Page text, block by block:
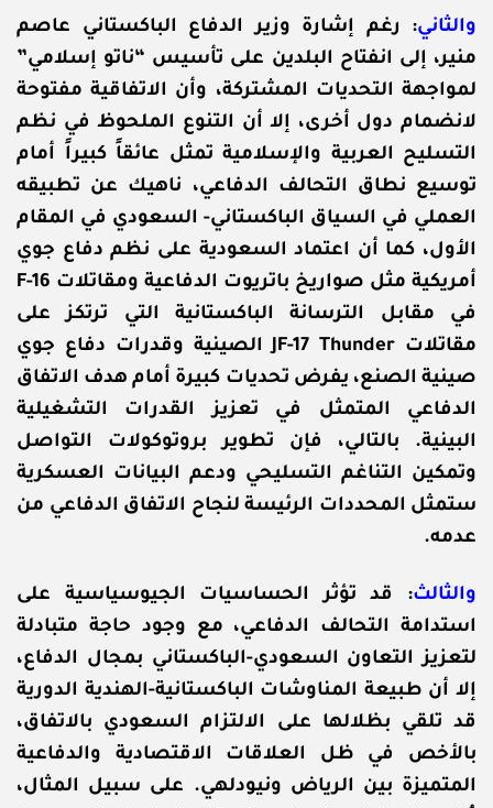
والثاني: رغم إشارة وزير الدفاع الباكستاني عاصم
منير، إلى انفتاح البلدين على تأسيس “ناتو إسلامي”
لمواجهة التحديات المشتركة، وأن الاتفاقية مفتوحة
لانضمام دول أخرى، إلا أن التنوع الملحوظ في نظم
التسليح العربية والإسلامية تمثل عائقاً كبيراً أمام
توسيع نطاق التحالف الدفاعي، ناهيك عن تطبيقه
العملي في السياق الباكستاني- السعودي في المقام
الأول، كما أن اعتماد السعودية على نظم دفاع جوي
أمريكية مثل صواريخ باتريوت الدفاعية ومقاتلات F-16
في مقابل الترسانة الباكستانية التي ترتكز على
مقاتلات JF-17 Thunder الصينية وقدرات دفاع جوي
صينية الصنع، يفرض تحديات كبيرة أمام هدف الاتفاق
الدفاعي المتمثل في تعزيز القدرات التشغيلية
البينية. بالتالي، فإن تطوير بروتوكولات التواصل
وتمكين التناغم التسليحي ودعم البيانات العسكرية
ستمثل المحددات الرئيسة لنجاح الاتفاق الدفاعي من
عدمه.
والثالث: قد تؤثر الحساسيات الجيوسياسية على
استدامة التحالف الدفاعي، مع وجود حاجة متبادلة
لتعزيز التعاون السعودي-الباكستاني بمجال الدفاع،
إلا أن طبيعة المناوشات الباكستانية-الهندية الدورية
قد تلقي بظلالها على الالتزام السعودي بالاتفاق،
بالأخص في ظل العلاقات الاقتصادية والدفاعية
المتميزة بين الرياض ونيودلهي. على سبيل المثال،